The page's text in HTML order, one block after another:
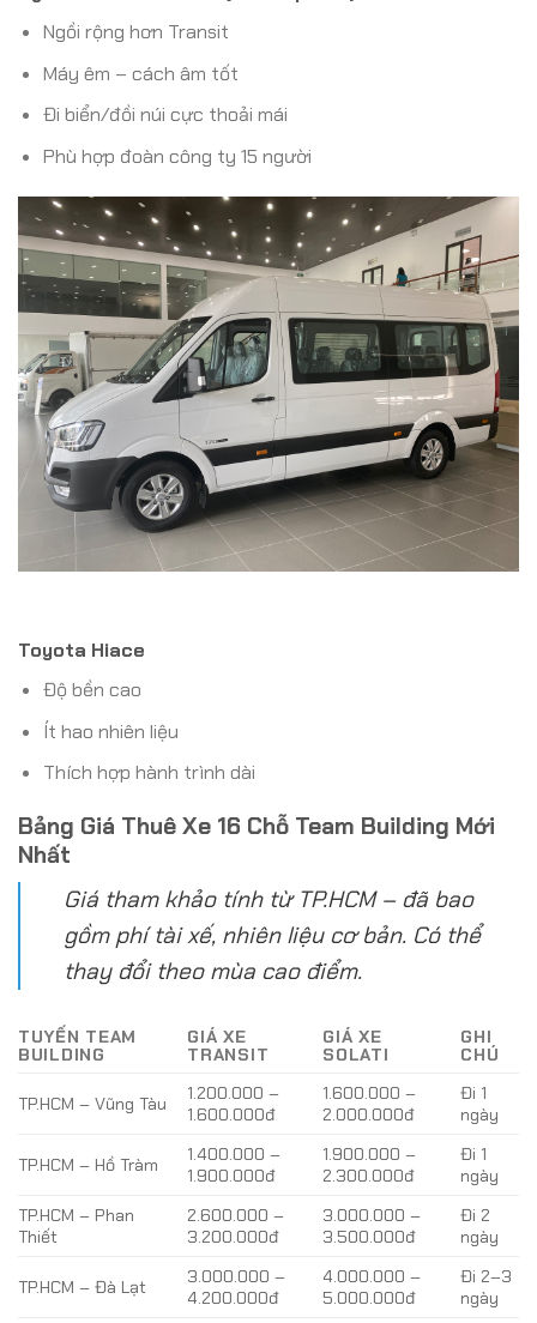
Ngồi rộng hơn Transit
Máy êm – cách âm tốt
Đi biển/đồi núi cực thoải mái
Phù hợp đoàn công ty 15 người
Toyota Hiace
Độ bền cao
Ít hao nhiên liệu
Thích hợp hành trình dài
Bảng Giá Thuê Xe 16 Chỗ Team Building Mới
Nhất
Giá tham khảo tính từ TP.HCM – đã bao
gồm phí tài xế, nhiên liệu cơ bản. Có thể
thay đổi theo mùa cao điểm.
TUYẾN TEAM
BUILDING
GIÁ XE
TRANSIT
GIÁ XE
SOLATI
GHI
CHÚ
TP.HCM – Vũng Tàu
1.200.000 –
1.600.000đ
1.600.000 –
2.000.000đ
Đi 1
ngày
TP.HCM – Hồ Tràm
1.400.000 –
1.900.000đ
1.900.000 –
2.300.000đ
Đi 1
ngày
TP.HCM – Phan
Thiết
2.600.000 –
3.200.000đ
3.000.000 –
3.500.000đ
Đi 2
ngày
TP.HCM – Đà Lạt
3.000.000 –
4.200.000đ
4.000.000 –
5.000.000đ
Đi 2–3
ngày